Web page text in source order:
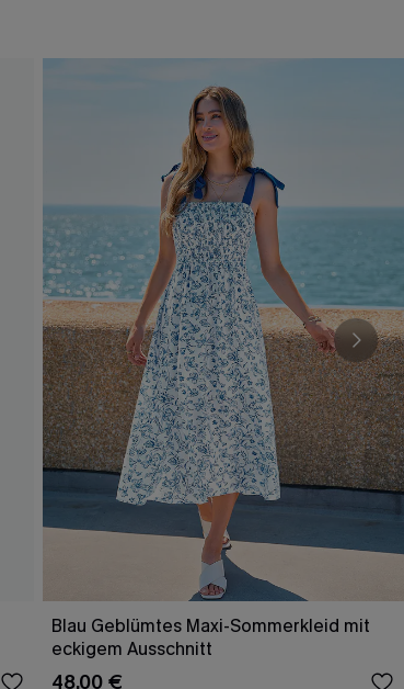
Blau Geblümtes Maxi-Sommerkleid mit
eckigem Ausschnitt
48,00 €